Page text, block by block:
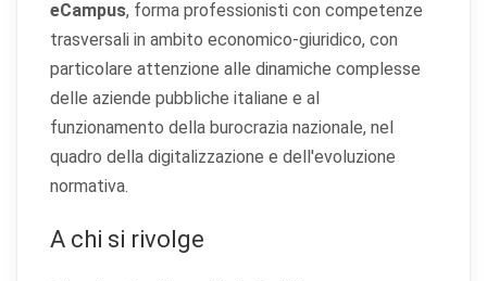
eCampus, forma professionisti con competenze
trasversali in ambito economico-giuridico, con
particolare attenzione alle dinamiche complesse
delle aziende pubbliche italiane e al
funzionamento della burocrazia nazionale, nel
quadro della digitalizzazione e dell'evoluzione
normativa.
A chi si rivolge